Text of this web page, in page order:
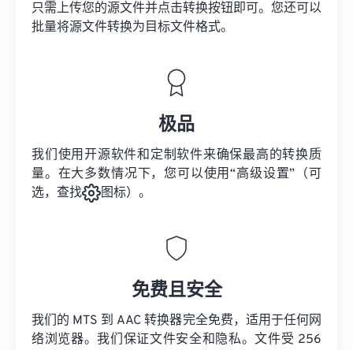
只需上传您的源文件并点击转换按钮即可。您还可以
批量将源文件转换为目标文件格式。
极品
我们使用开源软件和定制软件来确保最高的转换质
量。在大多数情况下，您可以使用“高级设置”（可
选，查找
图标）。
免费且安全
我们的 MTS 到 AAC 转换器完全免费，适用于任何网
络浏览器。我们保证文件安全和隐私。文件受 256